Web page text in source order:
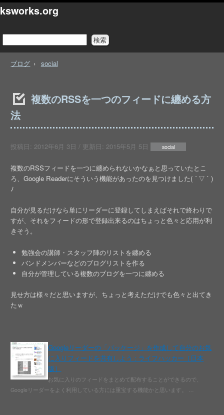
ksworks.org
ブログ social
複数のRSSを一つのフィードに纏める方
法
投稿日: 2012年6月 3日 / 更新日: 2015年5月 5日 social
複数のRSSフィードを一つに纏められないかなぁと思っていたとこ
ろ、Google Readerにそういう機能があったのを見つけました( ´ ▽ ` )
ﾉ
自分が見るだけなら単にリーダーに登録してしまえばそれで終わりで
すが、それをフィードの形で登録出来るのはちょっと色々と応用が利
きそう。
勉強会の講師・スタッフ陣のリストを纏める
バンドメンバーなどのブログリストを作る
自分が管理している複数のブログを一つに纏める
見せ方は様々だと思いますが、ちょっと考えただけでも色々と出てき
たｗ
Googleリーダーの「パッケージ」を作成して自分のお気
に入りフィードを共有しよう : ライフハッカー［日本
版］
お気に入りのフィードをまとめて配布することができるので、
Googleリーダーをよく利用している方には重宝する機能かと思います。 …